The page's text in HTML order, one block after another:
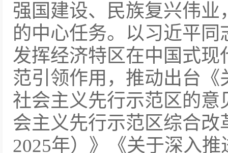
强国建设、民族复兴伟
的中心任务。以习近平
发挥经济特区在中国式
范引领作用，推动出台
社会主义先行示范区的
会主义先行示范区综合
2025年）》《关于深入